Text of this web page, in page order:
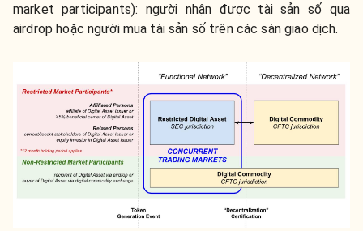
market participants): người nhận được tài sản số qua
airdrop hoặc người mua tài sản số trên các sàn giao dịch.